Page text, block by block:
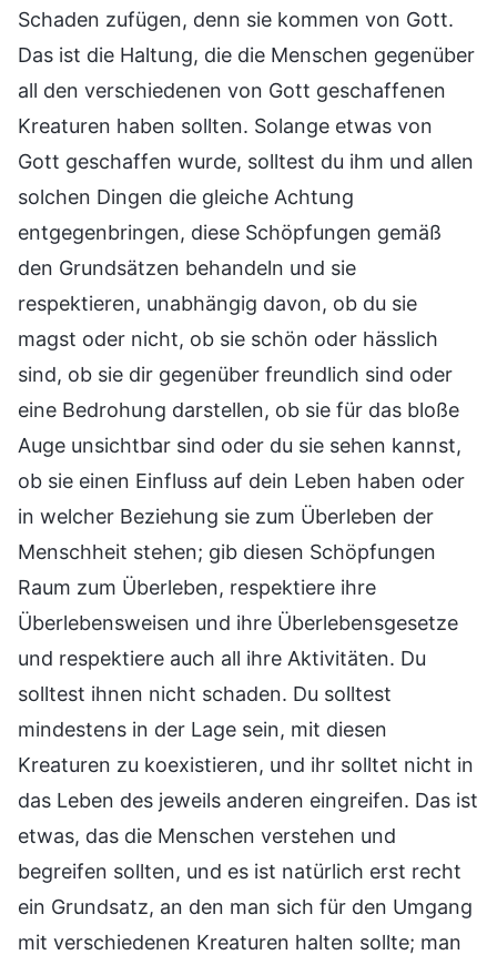
Schaden zufügen, denn sie kommen von Gott.
Das ist die Haltung, die die Menschen gegenüber
all den verschiedenen von Gott geschaffenen
Kreaturen haben sollten. Solange etwas von
Gott geschaffen wurde, solltest du ihm und allen
solchen Dingen die gleiche Achtung
entgegenbringen, diese Schöpfungen gemäß
den Grundsätzen behandeln und sie
respektieren, unabhängig davon, ob du sie
magst oder nicht, ob sie schön oder hässlich
sind, ob sie dir gegenüber freundlich sind oder
eine Bedrohung darstellen, ob sie für das bloße
Auge unsichtbar sind oder du sie sehen kannst,
ob sie einen Einfluss auf dein Leben haben oder
in welcher Beziehung sie zum Überleben der
Menschheit stehen; gib diesen Schöpfungen
Raum zum Überleben, respektiere ihre
Überlebensweisen und ihre Überlebensgesetze
und respektiere auch all ihre Aktivitäten. Du
solltest ihnen nicht schaden. Du solltest
mindestens in der Lage sein, mit diesen
Kreaturen zu koexistieren, und ihr solltet nicht in
das Leben des jeweils anderen eingreifen. Das ist
etwas, das die Menschen verstehen und
begreifen sollten, und es ist natürlich erst recht
ein Grundsatz, an den man sich für den Umgang
mit verschiedenen Kreaturen halten sollte; man